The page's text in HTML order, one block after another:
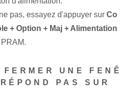
pas, essayez d'appuyer sur Co
+ Option + Maj + Alimentation
UNE FENÊ
PAS SUR